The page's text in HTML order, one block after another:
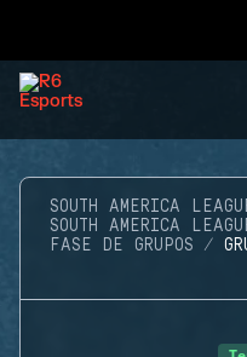
SOUTH AMERICA
SOUTH AMERICA
FASE DE GRUPOS